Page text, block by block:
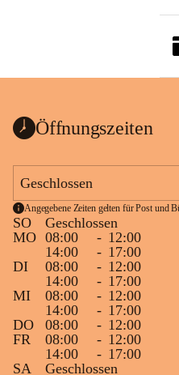
Öffnungszeiten
Geschlossen
Angegebene Zeiten gelten für Post und
SO
Geschlossen
MO 08:00 - 12:00
14:00
- 17:00
DI
08:00 - 12:00
14:00
- 17:00
MI
08:00 - 12:00
14:00
- 17:00
DO
08:00 - 12:00
FR
08:00 - 12:00
14:00
- 17:00
SA
Geschlossen